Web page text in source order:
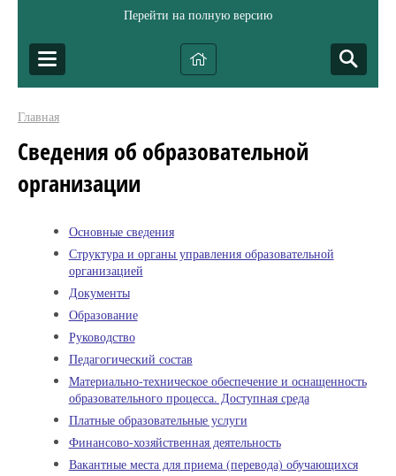
Перейти на полную версию
Главная
Сведения об образовательной
организации
Основные сведения
Структура и органы управления образовательной
организацией
Документы
Образование
Руководство
Педагогический состав
Материально-техническое обеспечение и оснащенность
образовательного процесса. Доступная среда
Платные образовательные услуги
Финансово-хозяйственная деятельность
Вакантные места для приема (перевода) обучающихся